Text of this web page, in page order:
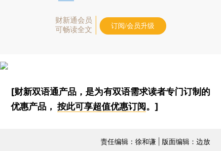
财新通会员
可畅读全文
订阅/会员升级
[财新双语通产品，是为有双语需求读者专门订制的
优惠产品，按此可享超值优惠订阅。]
责任编辑：徐和谦 | 版面编辑：边放